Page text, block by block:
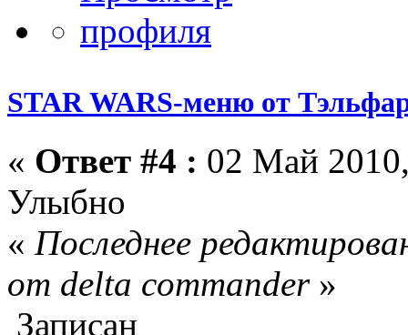
STAR WARS-меню от
« Ответ #4 : 02 Май
Улыбно
« Последнее
от delta commander»
Записан